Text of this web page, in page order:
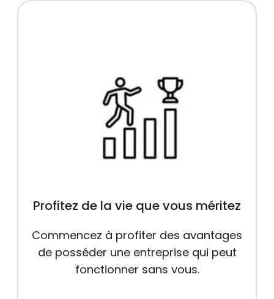
Profitez de la vie que vous méritez
Commencez à profiter des avantages
de posséder une entreprise qui peut
fonctionner sans vous.